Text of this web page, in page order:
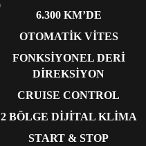
6.300 KM’DE
OTOMATİK VİTES
FONKSİYONEL DERİ
DİREKSİYON
CRUISE CONTROL
2 BÖLGE DİJİTAL KLİMA
START & STOP